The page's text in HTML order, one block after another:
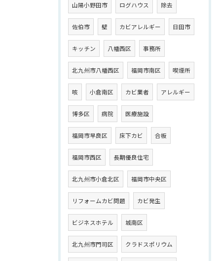
山陽小野田市 ログハウス 除去
佐伯市 壁 カビアレルギー 日田市
キッチン 八幡西区 事務所
北九州市八幡西区 福岡市南区 喫煙所
咳 小倉南区 カビ業者 アレルギー
博多区 病院 医療施設
福岡市早良区 床下カビ 合板
福岡市西区 長期優良住宅
北九州市小倉北区 福岡市中央区
リフォームカビ問題 カビ発生
ビジネスホテル 城南区
北九州市門司区 クラドスポリウム